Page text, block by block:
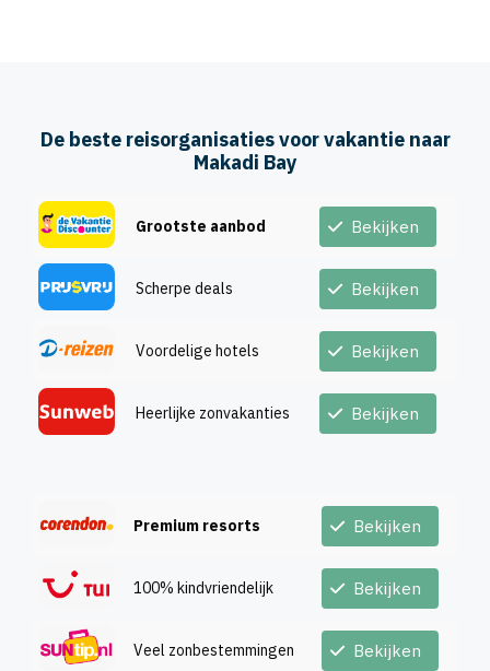
De beste reisorganisaties voor vakantie naar
Makadi Bay
Grootste aanbod Bekijken
Scherpe deals Bekijken
Voordelige hotels Bekijken
Heerlijke zonvakanties Bekijken
Premium resorts Bekijken
100% kindvriendelijk Bekijken
Veel zonbestemmingen Bekijken